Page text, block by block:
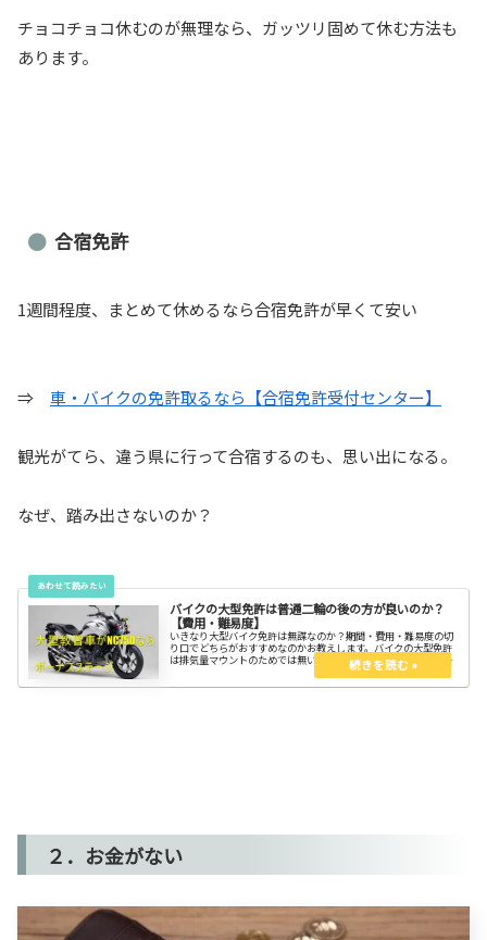
チョコチョコ休むのが無理なら、ガッツリ固めて休む方法も
あります。
合宿免許
1週間程度、まとめて休めるなら合宿免許が早くて安い
⇒ 車・バイクの免許取るなら【合宿免許受付センター】
観光がてら、違う県に行って合宿するのも、思い出になる。
なぜ、踏み出さないのか？
バイクの大型免許は普通二輪の後の方が良いのか？
【費用・難易度】
いきなり大型バイク免許は無謀なのか？期間・費用・難易度の切
り口でどちらがおすすめなのかお教えします。バイクの大型免許
は排気量マウントのためでは無いけれど、持ってれば引け目を感
じずに済みます。乗りたいバイクに制限を付けなくて選べるのは
うれしい。
２．お金がない